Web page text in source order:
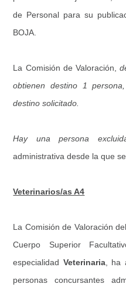
de Personal para su
BOJA.
La Comisión de Valoración,
obtienen destino 1
destino solicitado.
Hay una persona
administrativa desde la que
Veterinarios/as A4
La Comisión de Valoración
Cuerpo Superior
especialidad Veterinaria, ha
personas concursantes